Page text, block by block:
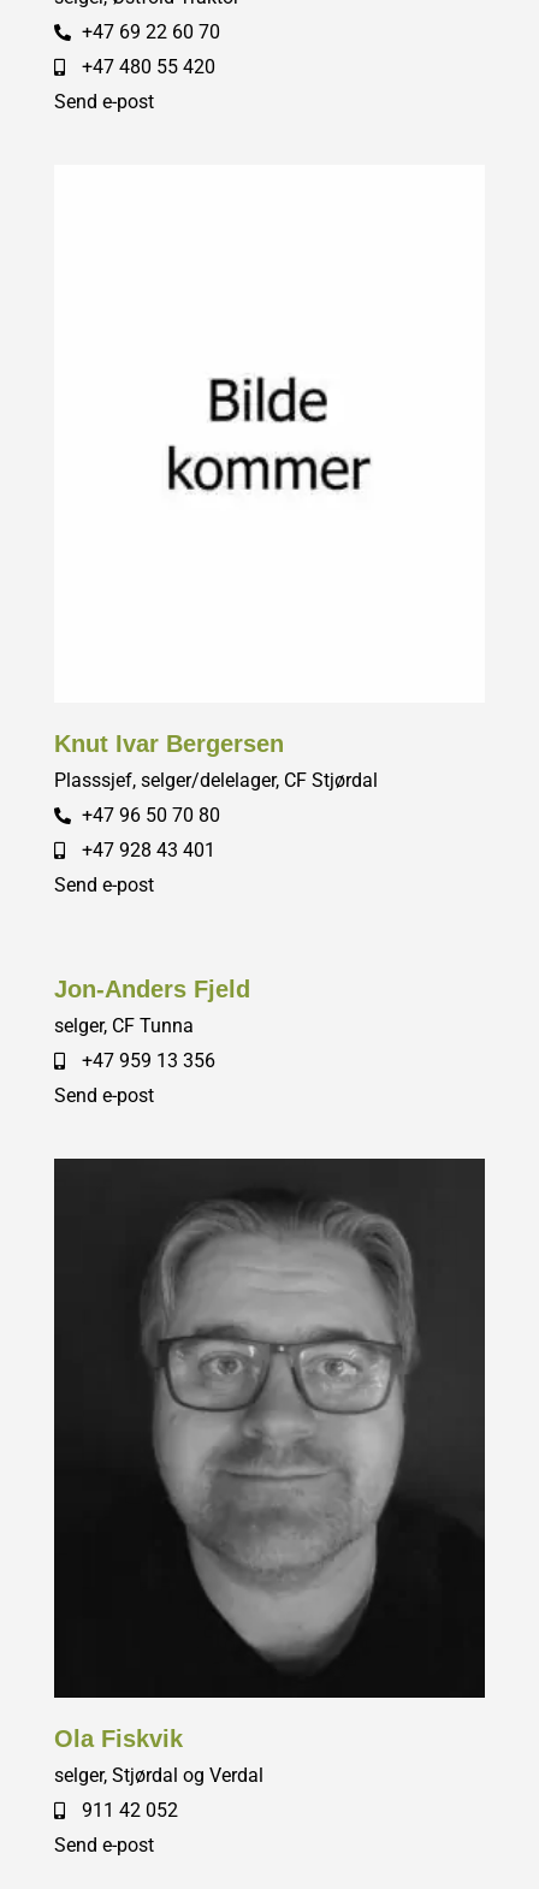
+47 69 22 60 70
+47 480 55 420
Send e-post
Knut Ivar Bergersen
Plasssjef, selger/delelager, CF Stjørdal
+47 96 50 70 80
+47 928 43 401
Send e-post
Jon-Anders Fjeld
selger, CF Tunna
+47 959 13 356
Send e-post
Ola Fiskvik
selger, Stjørdal og Verdal
911 42 052
Send e-post